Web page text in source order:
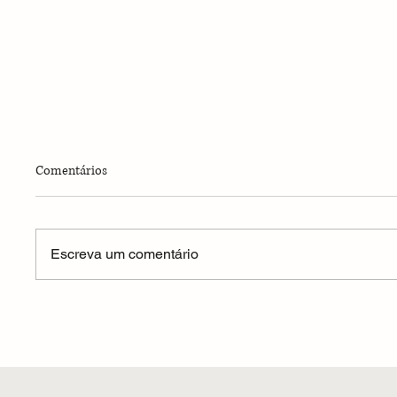
Comentários
Escreva um comentário